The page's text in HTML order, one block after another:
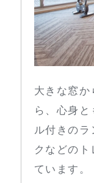
大きな窓
ら、心身
ル付きのラ
クなどの
ています。